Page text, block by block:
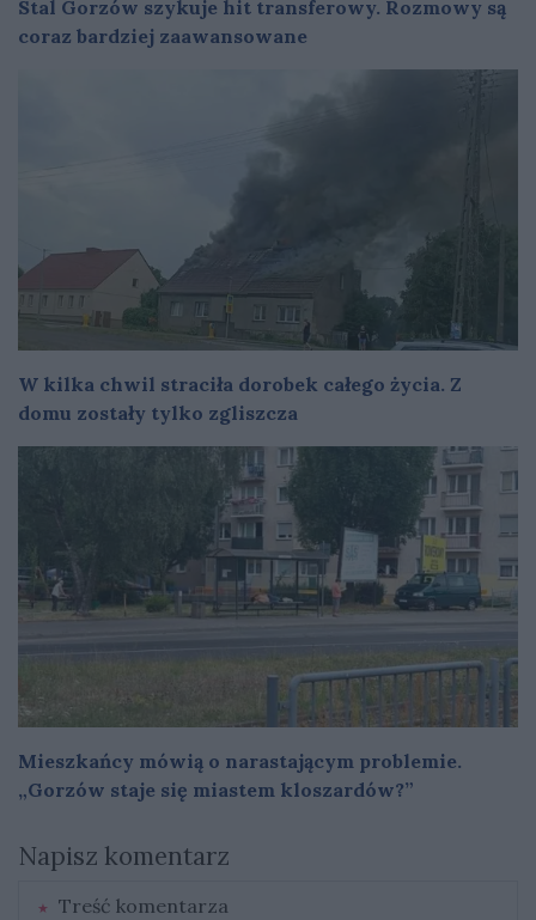
Stal Gorzów szykuje hit transferowy. Rozmowy są
coraz bardziej zaawansowane
W kilka chwil straciła dorobek całego życia. Z
domu zostały tylko zgliszcza
Mieszkańcy mówią o narastającym problemie.
„Gorzów staje się miastem kloszardów?”
Napisz komentarz
Treść komentarza